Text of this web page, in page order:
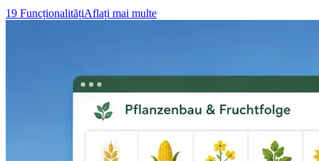
19 FuncționalitățiAflați mai multe